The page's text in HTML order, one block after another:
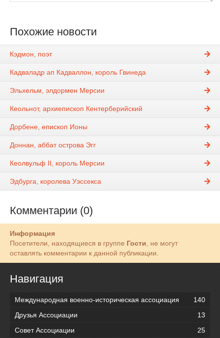
Похожие новости
Кэдмон, поэт
Кадваладр ап Кадваллон, король Гвинеда
Эльхельм, элдормен Мерсии
Кеольнот, архиепископ Кентерберийский
Дорбене, епископ Ионы
Доннан, аббат острова Эгг
Кеолвульф II, король Мерсии
Эдбурга, королева Уэссекса
Комментарии (0)
Информация
Посетители, находящиеся в группе Гости, не могут
оставлять комментарии к данной публикации.
Навигация
Международная военно-историческая ассоциация
140
Друзья Ассоциации
13
Совет Ассоциации
25